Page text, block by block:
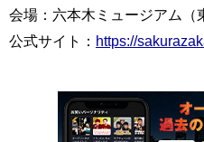
会場：六本木ミュージアム（
公式サイト： https://